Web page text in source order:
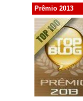
Prêmio 2013